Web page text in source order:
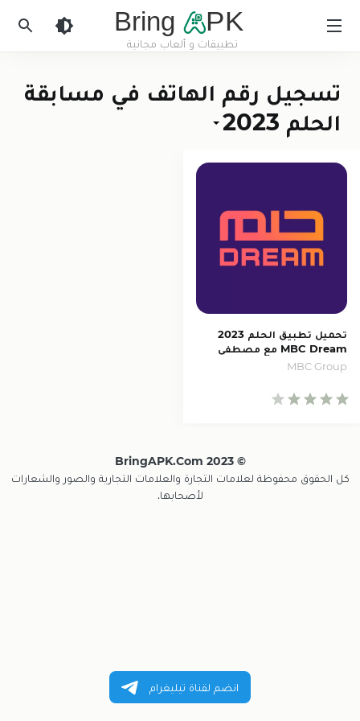
Bring PK
تطبيقات و ألعاب مجانية
تسجيل رقم الهاتف في مسابقة
الحلم 2023
تحميل تطبيق الحلم 2023
MBC Dream مع مصطفى
الاغا
MBC Group
© 2023 BringAPK.com
كل الحقوق محفوظة لعلامات التجارة والعلامات التجارية والصور والشعارات
لأصحابها.
انضم لقناة تيليغرام